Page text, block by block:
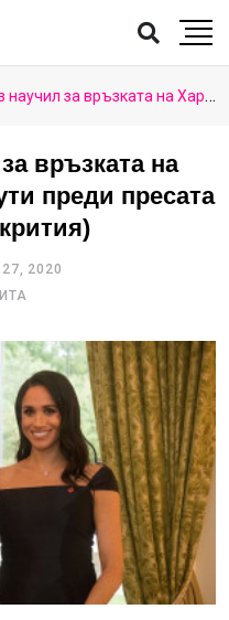
на Хари и Меган 20 минути преди пресата (Нови скандални разкрития)
връзката на
преди пресата
27, 2020